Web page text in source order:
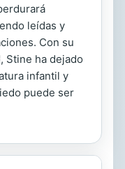
leídas y
Con su
Stine ha dejado
infantil y
puede ser